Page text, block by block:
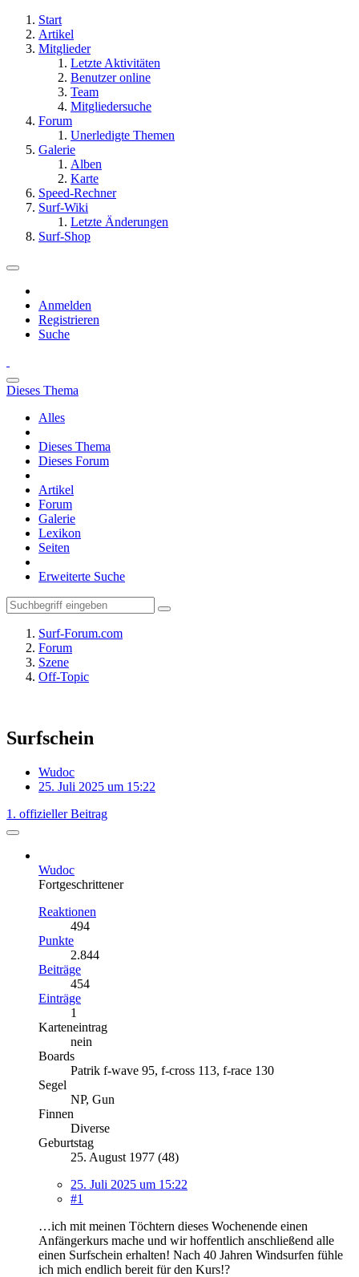
Start
Artikel
Mitglieder
Letzte Aktivitäten
Benutzer online
Team
Mitgliedersuche
Forum
Unerledigte Themen
Galerie
Alben
Karte
Speed-Rechner
Surf-Wiki
Letzte Änderungen
Surf-Shop
Anmelden
Registrieren
Suche
Dieses Thema
Alles
Dieses Thema
Dieses Forum
Artikel
Forum
Galerie
Lexikon
Seiten
Erweiterte Suche
Surf-Forum.com
Forum
Szene
Off-Topic
Surfschein
Wudoc
25. Juli 2025 um 15:22
1. offizieller Beitrag
Wudoc
Fortgeschrittener
Reaktionen
494
Punkte
2.844
Beiträge
454
Einträge
1
Karteneintrag
nein
Boards
Patrik f-wave 95, f-cross 113, f-race 130
Segel
NP, Gun
Finnen
Diverse
Geburtstag
25. August 1977 (48)
25. Juli 2025 um 15:22
#1
…ich mit meinen Töchtern dieses Wochenende einen
Anfängerkurs mache und wir hoffentlich anschließend alle
einen Surfschein erhalten! Nach 40 Jahren Windsurfen fühle
ich mich endlich bereit für den Kurs!?